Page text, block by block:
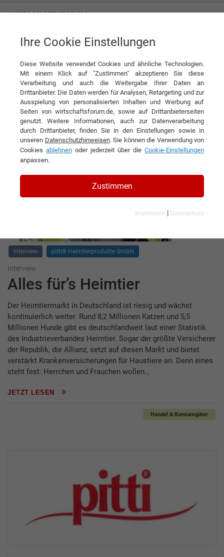
pitti® Heimtierprodukte GmbH
Interviews der pitti®
Heimtierprodukte GmbH
Interview pitti® Heimtierprodukte GmbH
Interview
Alles für’s Heimtier
Der Heimtiermarkt in Deutschland ist riesig und wächst
kontinuierlich weiter. Rund 8,2 Millionen Katzen und 5,5
Millionen Hunde gibt es deutschlandweit laut einer Statistik
des Industrieverbandes Heimtier. Sogar der größte Versicherer
der Republik, die Allianz, setzt auf diesen Markt und bietet
verstärkt Krankenversicherungen für Haustiere an. Denn eines
steht fest: Herrchen und Frauchen wollen…
JETZT LESEN
Handel & Konsumgüter
Ihre Cookie Einstellungen
Diese Website verwendet Cookies und ähnliche Technologien.
Mit einem Klick auf "Zustimmen" akzeptieren Sie diese
Verarbeitung und auch die Weitergabe Ihrer Daten an
Drittanbieter. Die Daten werden für Analysen, Retargeting und zur
Ausspielung von personalisierten Inhalten und Werbung auf
Seiten von wirtschaftsforum.de, sowie auf Drittanbieterseiten
genutzt. Weitere Informationen, auch zur Datenverarbeitung
durch Drittanbieter, finden Sie in den Einstellungen sowie in
unseren Datenschutzhinweisen. Sie können die Verwendung von
Cookies ablehnen oder jederzeit über die Cookie-Einstellungen
anpassen.
Zustimmen
Impressum | Datenschutz